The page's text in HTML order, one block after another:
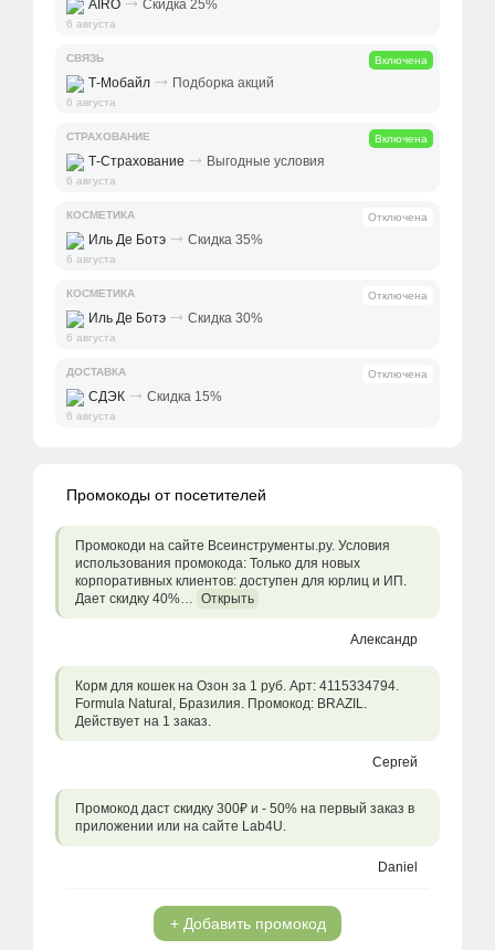
AIRO Скидка 25%
6 августа
СВЯЗЬ Включена
Т-Мобайл ⤑ Подборка акций
6 августа
СТРАХОВАНИЕ Включена
Т-Страхование ⤑ Выгодные условия
6 августа
КОСМЕТИКА Отключена
Иль Де Ботэ ⤑ Скидка 35%
6 августа
КОСМЕТИКА Отключена
Иль Де Ботэ ⤑ Скидка 30%
6 августа
ДОСТАВКА Отключена
СДЭК ⤑ Скидка 15%
6 августа
Промокоды от посетителей
Промокоди на сайте Всеинструменты.ру. Условия
использования промокода: Только для новых
корпоративных клиентов: доступен для юрлиц и ИП.
Дает скидку 40%… Открыть
Александр
Корм для кошек на Озон за 1 руб. Арт: 4115334794.
Formula Natural, Бразилия. Промокод: BRAZIL.
Действует на 1 заказ.
Сергей
Промокод даст скидку 300₽ и - 50% на первый заказ в
приложении или на сайте Lab4U.
Daniel
+ Добавить промокод